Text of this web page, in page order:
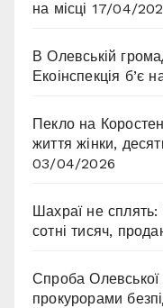
на місці 17/04/
В Олевській
Екоінспекція б’є
Пекло на
життя жінки,
03/04/2026
Шахраї не
сотні тисяч,
Спроба Олевської
прокурорами